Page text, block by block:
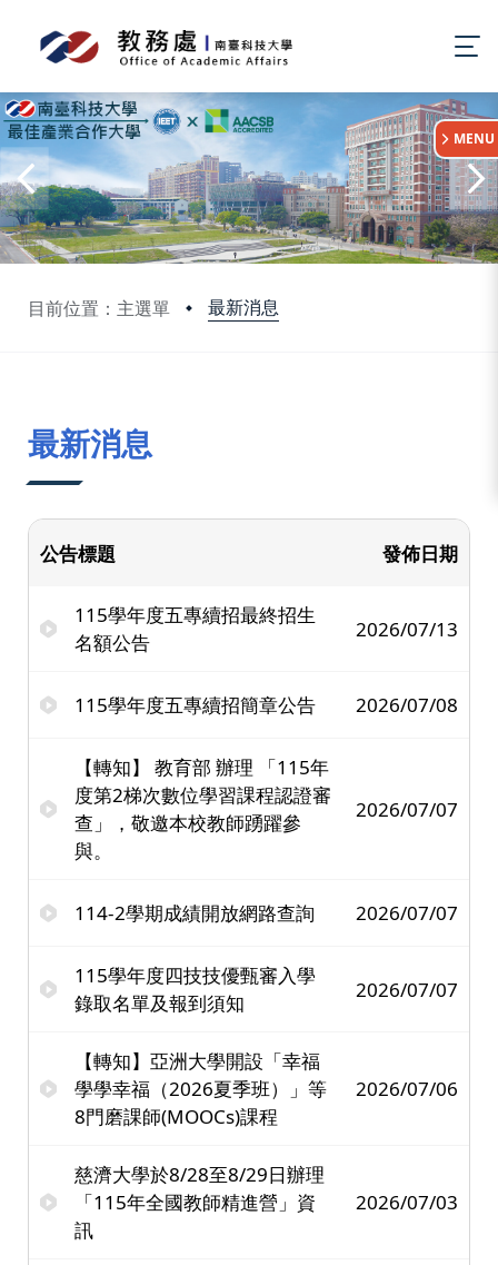
目前位置：主選單 最新消息
:::
MENU
最新消息
公告標題 發佈日期
115學年度五專續招最終招生
名額公告
2026/07/13
115學年度五專續招簡章公告 2026/07/08
【轉知】 教育部 辦理 「115年
度第2梯次數位學習課程認證審
查」，敬邀本校教師踴躍參
與。
2026/07/07
114-2學期成績開放網路查詢 2026/07/07
115學年度四技技優甄審入學
錄取名單及報到須知
2026/07/07
【轉知】亞洲大學開設「幸福
學學幸福（2026夏季班）」等
8門磨課師(MOOCs)課程
2026/07/06
慈濟大學於8/28至8/29日辦理
「115年全國教師精進營」資
訊
2026/07/03